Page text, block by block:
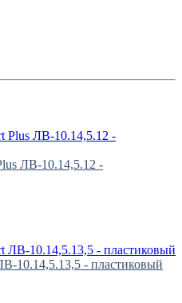
ЛВ-10.14,5.12 -
10.14,5.13,5 - пластиковый